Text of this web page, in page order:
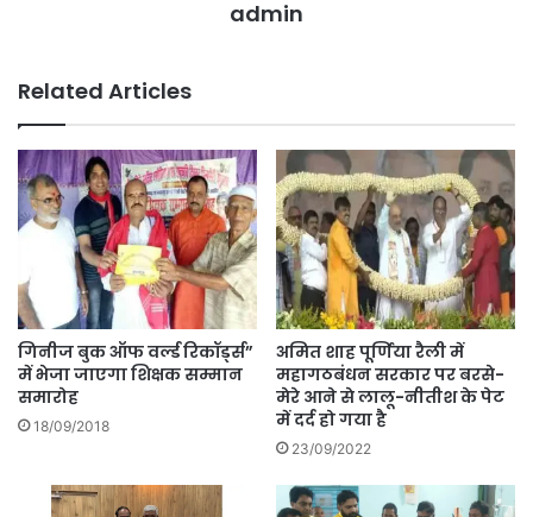
admin
Related Articles
गिनीज बुक ऑफ वर्ल्ड रिकॉर्ड्स”
में भेजा जाएगा शिक्षक सम्मान
समारोह
18/09/2018
अमित शाह पूर्णिया रैली में
महागठबंधन सरकार पर बरसे-
मेरे आने से लालू-नीतीश के पेट
में दर्द हो गया है
23/09/2022